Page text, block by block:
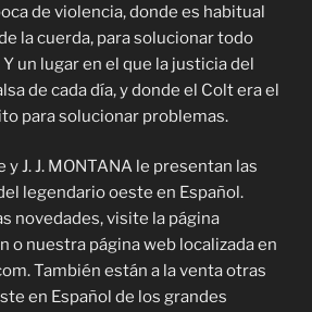
de violencia, donde es habitual
la cuerda, para solucionar todo
un lugar en el que la justicia del
de cada día, y donde el Colt era el
para solucionar problemas.
y J. J. MONTANA le presentan las
legendario oeste en Español.
novedades, visite la página
o nuestra página web localizada en
También están a la venta otras
en Español de los grandes